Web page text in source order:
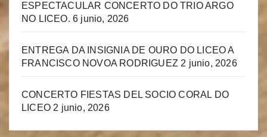
ESPECTACULAR CONCERTO DO TRIO ARGO
NO LICEO. 6 junio, 2026
ENTREGA DA INSIGNIA DE OURO DO LICEO A
FRANCISCO NOVOA RODRIGUEZ 2 junio, 2026
CONCERTO FIESTAS DEL SOCIO CORAL DO
LICEO 2 junio, 2026